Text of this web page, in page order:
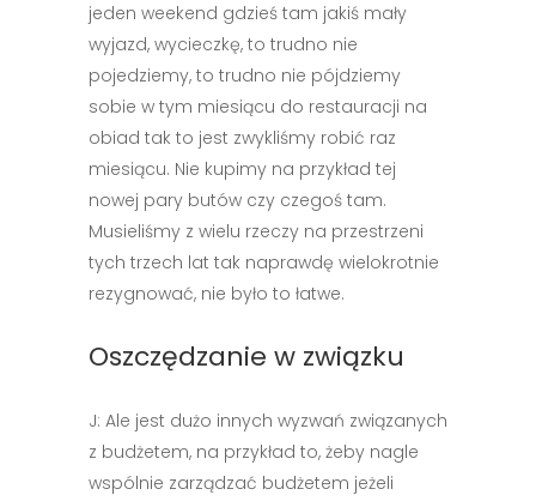
jeden weekend gdzieś tam jakiś mały
wyjazd, wycieczkę, to trudno nie
pojedziemy, to trudno nie pójdziemy
sobie w tym miesiącu do restauracji na
obiad tak to jest zwykliśmy robić raz
miesiącu. Nie kupimy na przykład tej
nowej pary butów czy czegoś tam.
Musieliśmy z wielu rzeczy na przestrzeni
tych trzech lat tak naprawdę wielokrotnie
rezygnować, nie było to łatwe.
Oszczędzanie w związku
J: Ale jest dużo innych wyzwań związanych
z budżetem, na przykład to, żeby nagle
wspólnie zarządzać budżetem jeżeli